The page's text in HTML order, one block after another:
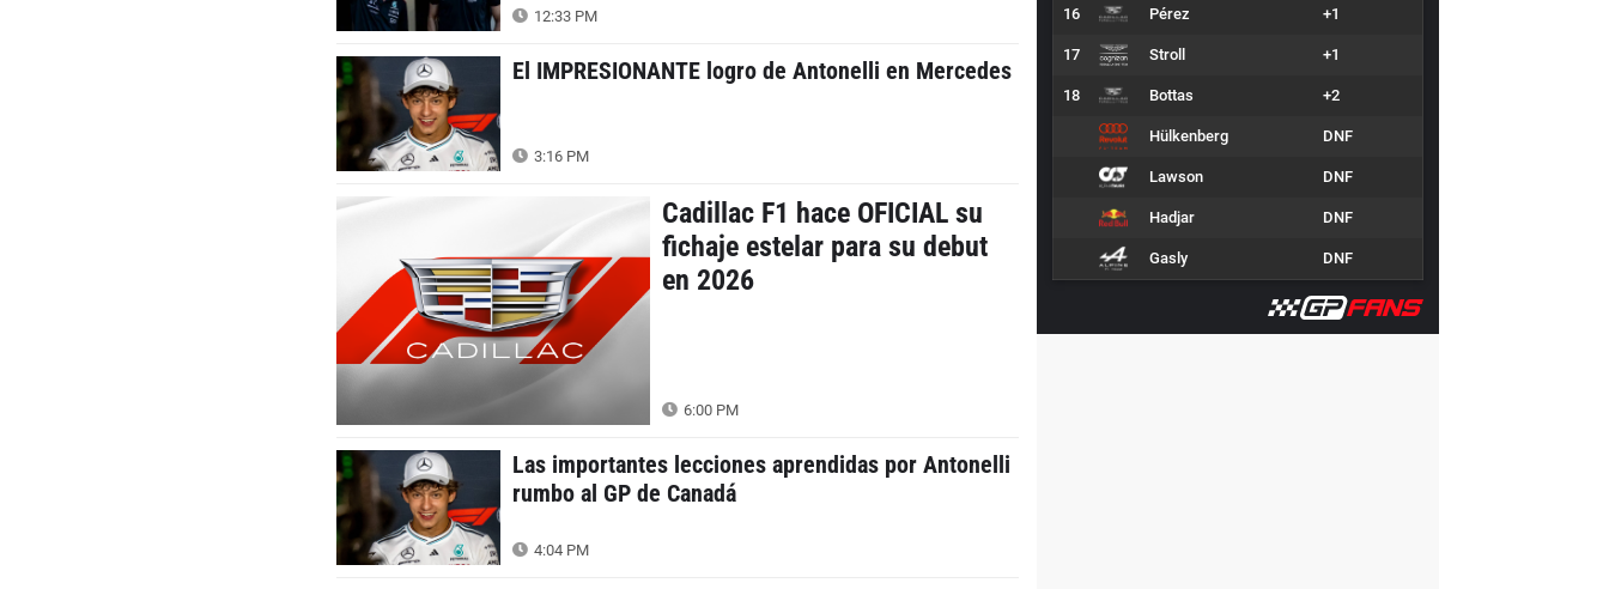
12:33 PM
El IMPRESIONANTE logro de Antonelli en Mercedes
3:16 PM
Cadillac F1 hace OFICIAL su
fichaje estelar para su debut
en 2026
6:00 PM
Las importantes lecciones aprendidas por Antonelli
rumbo al GP de Canadá
4:04 PM
16 Pérez +1
17 Stroll +1
18 Bottas +2
Hülkenberg DNF
Lawson DNF
Hadjar DNF
Gasly DNF